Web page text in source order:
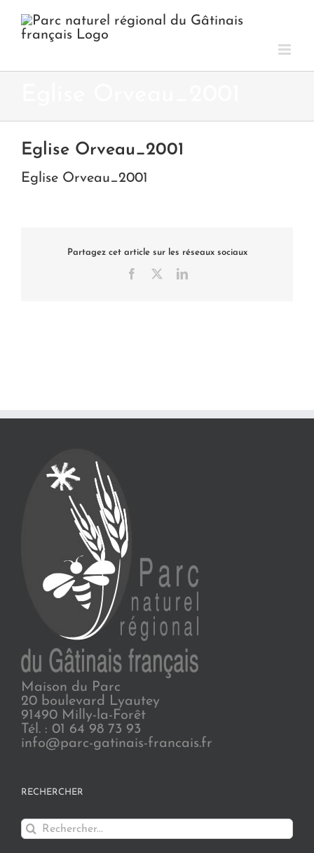
contenu
Eglise Orveau_2001
Eglise Orveau_2001
Partagez cet article sur les réseaux sociaux
Facebook LinkedIn
Maison du Parc
20 boulevard Lyautey
91490 Milly-la-Forêt
Tél. : 01 64 98 73 93
info@parc-gatinais-francais.fr
RECHERCHER
Rechercher: